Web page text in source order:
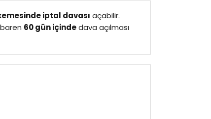
iptal davası açabilir.
60 gün içindedava açılması